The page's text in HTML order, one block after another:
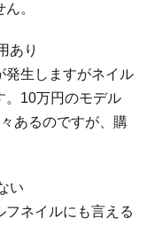
。
あり
発生しますがネイル
。10万円のモデル
あるのですが、購
い
フネイルにも言える